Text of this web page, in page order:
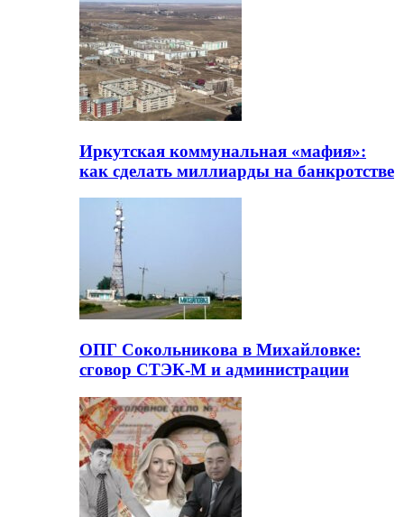
Иркутская коммунальная «мафия»:
как сделать миллиарды на банкротстве
ОПГ Сокольникова в Михайловке:
сговор СТЭК-М и администрации